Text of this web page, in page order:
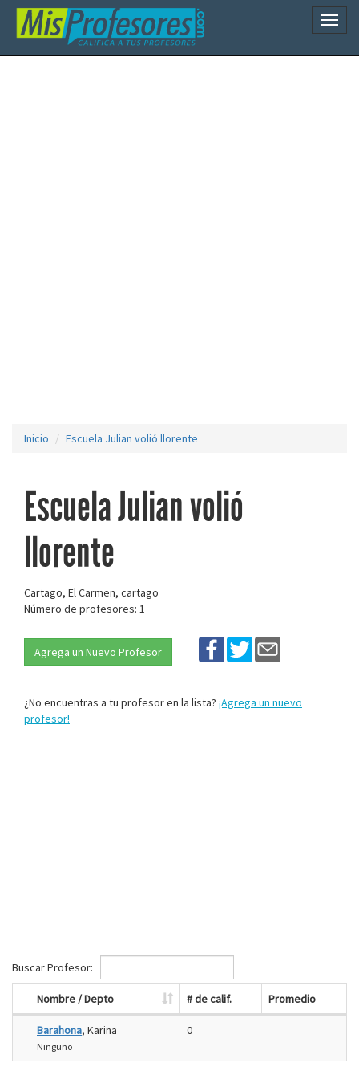
Inicio Escuela Julian volió llorente
Escuela Julian volió
llorente
Cartago, El Carmen, cartago
Número de profesores: 1
Agrega un Nuevo Profesor
¿No encuentras a tu profesor en la lista? ¡Agrega un nuevo
profesor!
Buscar Profesor:
Nombre / Depto # de calif. Promedio
Barahona, Karina
Ninguno
0